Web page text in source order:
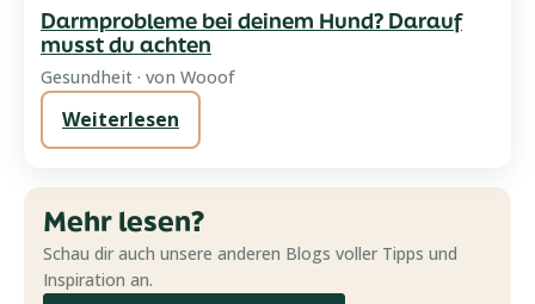
Darmprobleme bei deinem Hund? Darauf
musst du achten
Gesundheit · von Wooof
Weiterlesen
Mehr lesen?
Schau dir auch unsere anderen Blogs voller Tipps und
Inspiration an.